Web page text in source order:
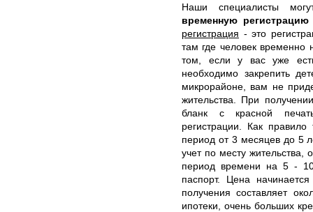
Наши специалисты
временную
регистрация - это
там где человек временно
том, если у вас уже
необходимо закрепить
микрорайоне, вам не
жительства. При
бланк с красной
регистрации. Как
период от 3 месяцев до 5
учет по месту жительства,
период времени на 5 -
паспорт. Цена
получения составляет
ипотеки, очень больших